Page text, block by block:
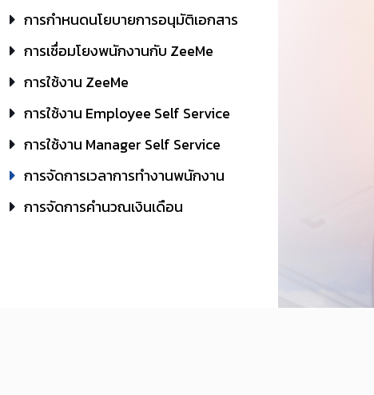
การกำหนดนโยบายการอนุมัติเอกสาร
การเชื่อมโยงพนักงานกับ ZeeMe
การใช้งาน ZeeMe
การใช้งาน Employee Self Service
การใช้งาน Manager Self Service
การจัดการเวลาการทำงานพนักงาน
การจัดการคำนวณเงินเดือน